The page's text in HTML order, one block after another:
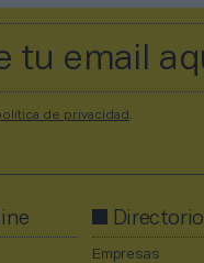
de privacidad
Directorio
Empresas